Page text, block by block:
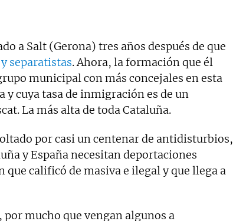
a Salt (Gerona) tres años después de que
separatistas. Ahora, la formación que él
municipal con más concejales en esta
cuya tasa de inmigración es de un
La más alta de toda Cataluña.
por casi un centenar de antidisturbios,
y España necesitan deportaciones
calificó de masiva e ilegal y que llega a
por mucho que vengan algunos a